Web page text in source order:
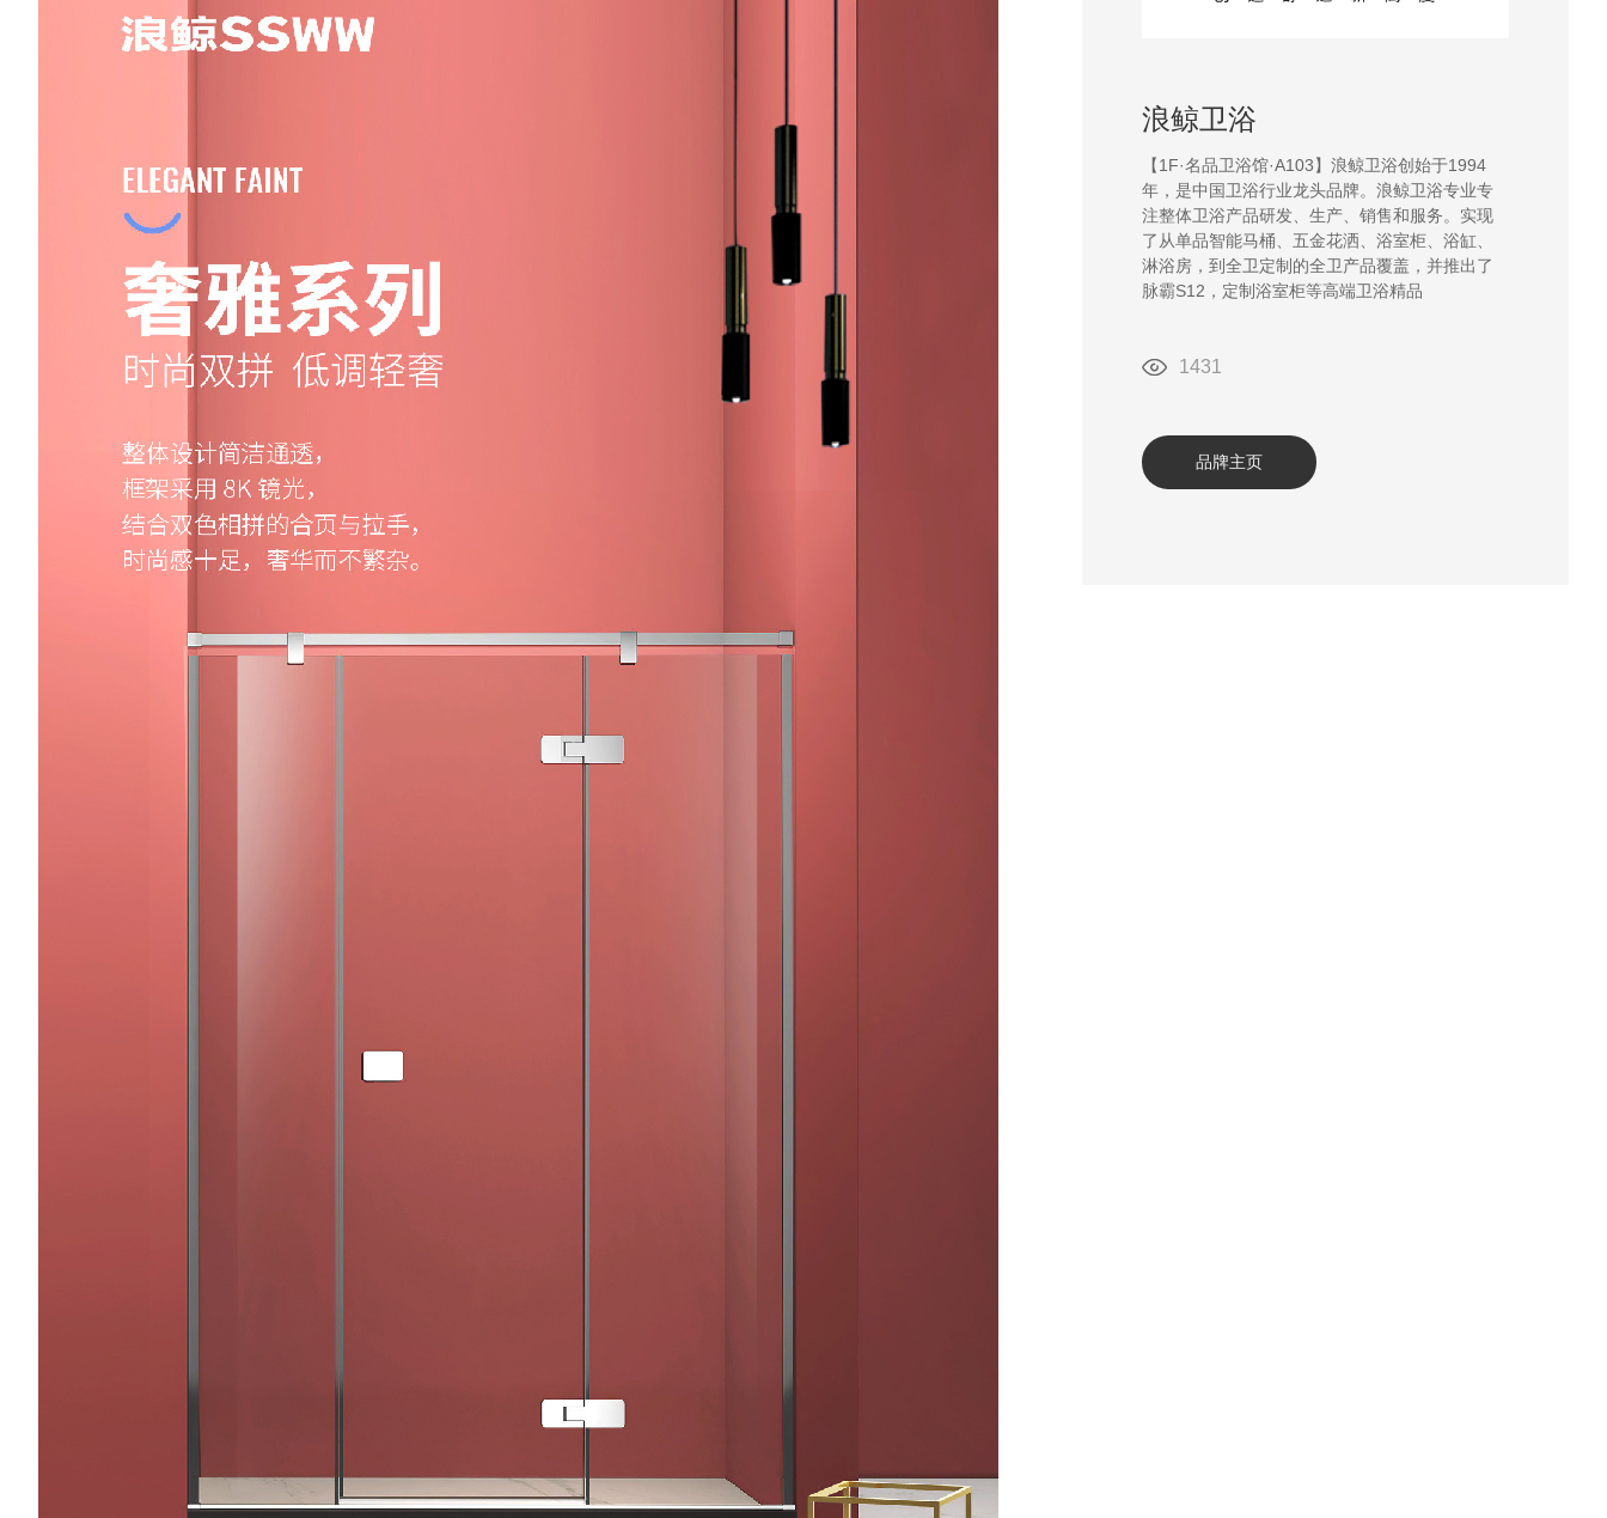
浪鲸卫浴
【1F·名品卫浴馆·A103】浪鲸卫浴创始于1994
年，是中国卫浴行业龙头品牌。浪鲸卫浴专业专
注整体卫浴产品研发、生产、销售和服务。实现
了从单品智能马桶、五金花洒、浴室柜、浴缸、
淋浴房，到全卫定制的全卫产品覆盖，并推出了
脉霸S12，定制浴室柜等高端卫浴精品
1431
品牌主页